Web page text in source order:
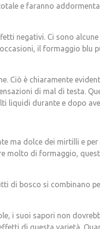
e faranno
negativi. Ci sono
il formaggio blu
Ciò è chiaramente
di mal di testa.
liquidi durante e dopo
ma dolce dei mirtilli e
molto di formaggio,
di bosco si combinano
i suoi sapori non
di questa varietà.